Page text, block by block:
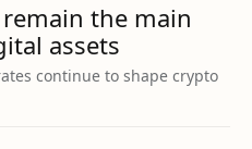
the main
assets
continue to shape crypto